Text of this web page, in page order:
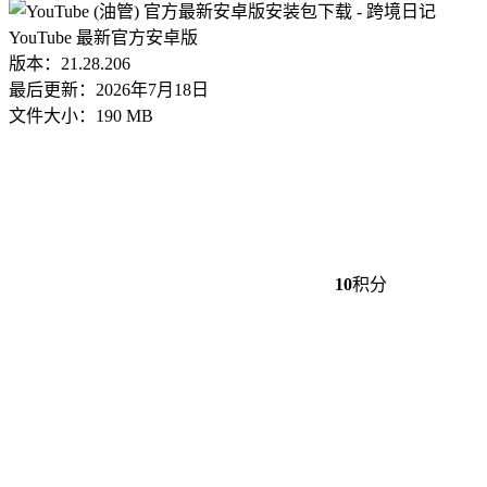
YouTube 最新官方安卓版
版本：21.28.206
最后更新：2026年7月18日
文件大小：190 MB
10积分